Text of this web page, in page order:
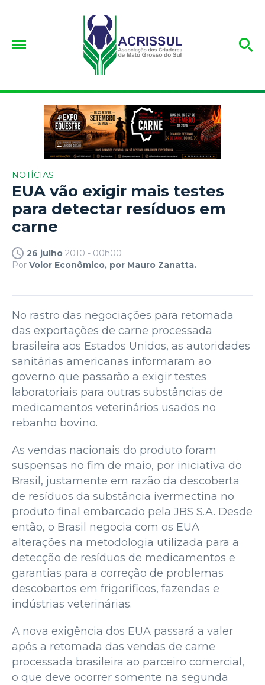
NOTÍCIAS
EUA vão exigir mais testes
para detectar resíduos em
carne
26 julho 2010 - 00h00
Por Volor Econômico, por Mauro Zanatta.
No rastro das negociações para retomada
das exportações de carne processada
brasileira aos Estados Unidos, as autoridades
sanitárias americanas informaram ao
governo que passarão a exigir testes
laboratoriais para outras substâncias de
medicamentos veterinários usados no
rebanho bovino.
As vendas nacionais do produto foram
suspensas no fim de maio, por iniciativa do
Brasil, justamente em razão da descoberta
de resíduos da substância ivermectina no
produto final embarcado pela JBS S.A. Desde
então, o Brasil negocia com os EUA
alterações na metodologia utilizada para a
detecção de resíduos de medicamentos e
garantias para a correção de problemas
descobertos em frigoríficos, fazendas e
indústrias veterinárias.
A nova exigência dos EUA passará a valer
após a retomada das vendas de carne
processada brasileira ao parceiro comercial,
o que deve ocorrer somente na segunda